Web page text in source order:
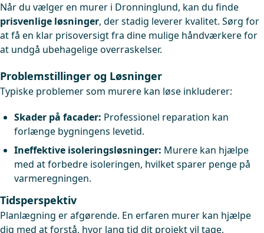
Når du vælger en murer i Dronninglund, kan du finde
prisvenlige løsninger, der stadig leverer kvalitet. Sørg for
at få en klar prisoversigt fra dine mulige håndværkere for
at undgå ubehagelige overraskelser.
Problemstillinger og Løsninger
Typiske problemer som murere kan løse inkluderer:
Skader på facader: Professionel reparation kan
forlænge bygningens levetid.
Ineffektive isoleringsløsninger: Murere kan hjælpe
med at forbedre isoleringen, hvilket sparer penge på
varmeregningen.
Tidsperspektiv
Planlægning er afgørende. En erfaren murer kan hjælpe
dig med at forstå, hvor lang tid dit projekt vil tage,